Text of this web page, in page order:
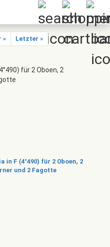
»
Letzter »
für 2 Oboen, 2